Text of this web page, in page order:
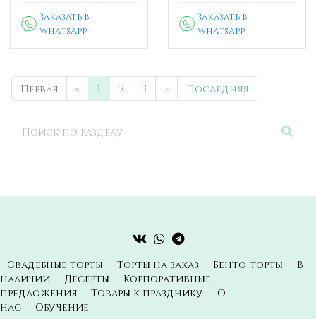
Заказать в
WhatsApp
Заказать в
WhatsApp
Первая « 1 2 3 » Последняя
Свадебные торты Торты на заказ Бенто-торты
В
наличии
Десерты
Корпоративные
предложения
Товары к празднику
О
нас
Обучение